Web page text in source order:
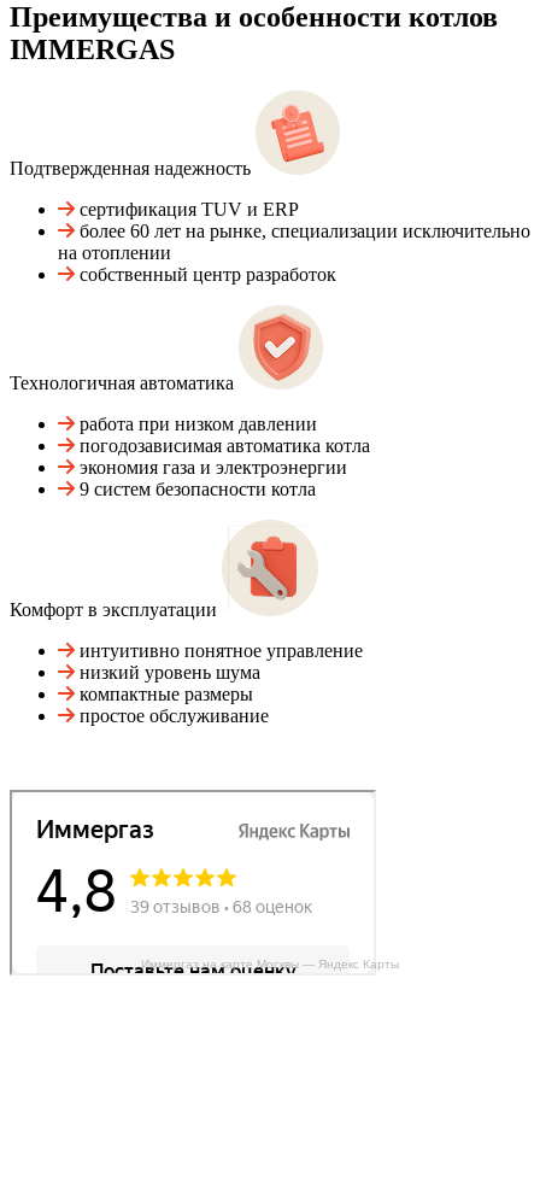
Преимущества и особенности котлов
IMMERGAS
Подтвержденная надежность
сертификация TUV и ERP
более 60 лет на рынке, специализации исключительно
на отоплении
собственный центр разработок
Технологичная автоматика
работа при низком давлении
погодозависимая автоматика котла
экономия газа и электроэнергии
9 систем безопасности котла
Комфорт в эксплуатации
интуитивно понятное управление
низкий уровень шума
компактные размеры
простое обслуживание
Иммергаз на карте Москвы — Яндекс Карты